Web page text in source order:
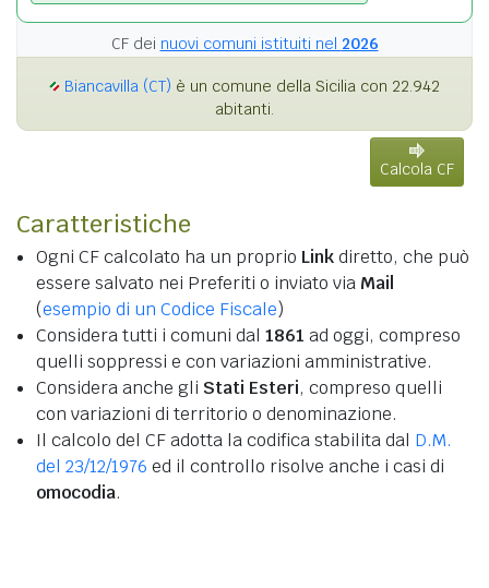
CF dei nuovi comuni istituiti nel 2026
Biancavilla (CT) è un comune della Sicilia con 22.942
abitanti.
Calcola CF
Caratteristiche
Ogni CF calcolato ha un proprio Linkdiretto, che può
essere salvato nei Preferiti o inviato via Mail
(esempio di un Codice Fiscale)
Considera tutti i comuni dal 1861 ad oggi, compreso
quelli soppressi e con variazioni amministrative.
Considera anche gli Stati Esteri, compreso quelli
con variazioni di territorio o denominazione.
Il calcolo del CF adotta la codifica stabilita dal D.M.
del 23/12/1976 ed il controllo risolve anche i casi di
omocodia.